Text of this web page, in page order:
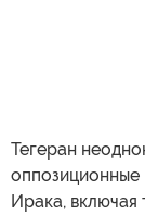
Тегеран
оппозиционные
Ирака, включая